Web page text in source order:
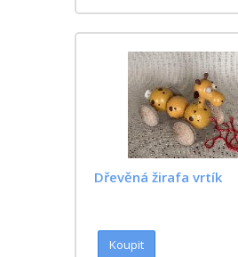
Dřevěná žirafa vrtík